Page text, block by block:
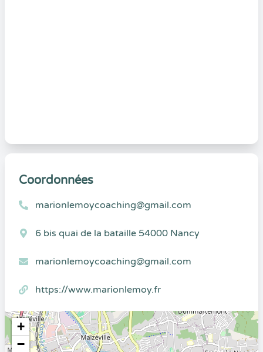
Coordonnées
marionlemoycoaching@gmail.com
6 bis quai de la bataille 54000 Nancy
marionlemoycoaching@gmail.com
https://www.marionlemoy.fr
+
−